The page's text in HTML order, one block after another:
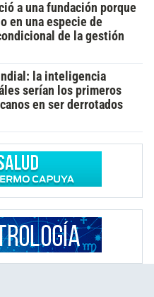
a una fundación porque
en una especie de
de la gestión
la inteligencia
serían los primeros
en ser derrotados